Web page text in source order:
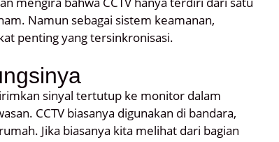
Namun sebagai sistem keamanan,
penting yang tersinkronisasi.
sinyal tertutup ke monitor dalam
CCTV biasanya digunakan di bandara,
Jika biasanya kita melihat dari bagian